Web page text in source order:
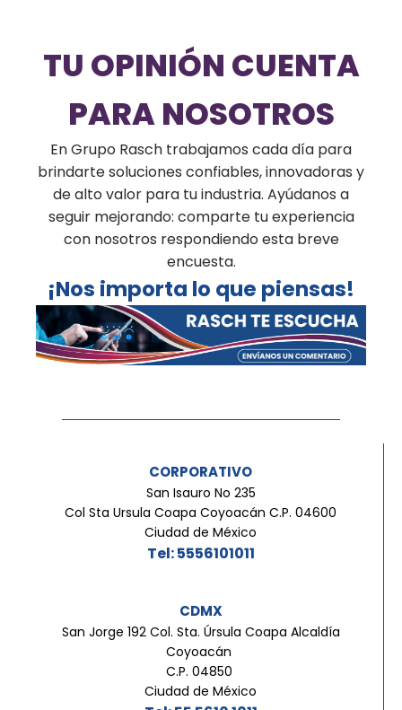
TU OPINIÓN CUENTA
PARA NOSOTROS
En Grupo Rasch trabajamos cada día para
brindarte soluciones confiables, innovadoras y
de alto valor para tu industria. Ayúdanos a
seguir mejorando: comparte tu experiencia
con nosotros respondiendo esta breve
encuesta.
¡Nos importa lo que piensas!
CORPORATIVO
San Isauro No 235
Col Sta Ursula Coapa Coyoacán C.P. 04600
Ciudad de México
Tel: 5556101011
CDMX
San Jorge 192 Col. Sta. Úrsula Coapa Alcaldía
Coyoacán
C.P. 04850
Ciudad de México